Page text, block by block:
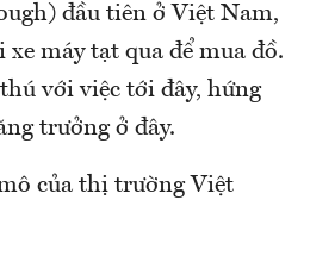
đầu tiên ở Việt Nam,
máy tạt qua để mua đồ.
với việc tới đây, hứng
trưởng ở đây.
của thị trường Việt